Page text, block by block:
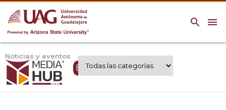
menu
search
Noticias y eventos
Expertos UAG